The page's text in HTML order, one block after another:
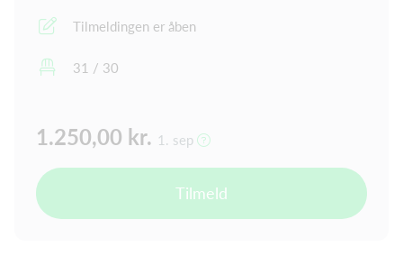
Tilmeldingen er åben
31 / 30
1.250,00 kr. 1. sep
Tilmeld